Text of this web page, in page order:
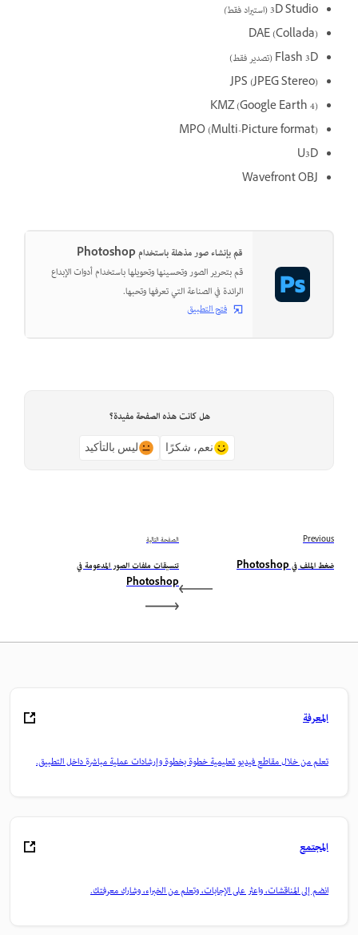
3D Studio (استيراد
فقط)
DAE (Collada)‎‏
Flash 3D (تصدير فقط)
JPS (JPEG Stereo)
KMZ (Google Earth 4)‎‏
MPO (Multi-Picture format)
U3D
Wavefront OBJ
قم بإنشاء صور مذهلة باستخدام Photoshop
قم بتحرير الصور وتحسينها وتحويلها باستخدام أدوات الإبداع
الرائدة في الصناعة التي تعرفها وتحبها.
فتح التطبيق
هل كانت هذه الصفحة مفيدة؟
نعم، شكرًا ليس بالتأكيد
Previous
ضغط الملف في Photoshop
الصفحة التالية
تنسيقات ملفات الصور المدعومة في
Photoshop
المعرفة
تعلم من خلال مقاطع فيديو تعليمية خطوة بخطوة وإرشادات عملية مباشرة داخل التطبيق.
المجتمع
انضم إلى المناقشات، واعثر على الإجابات، وتعلم من الخبراء، وشارك معرفتك.